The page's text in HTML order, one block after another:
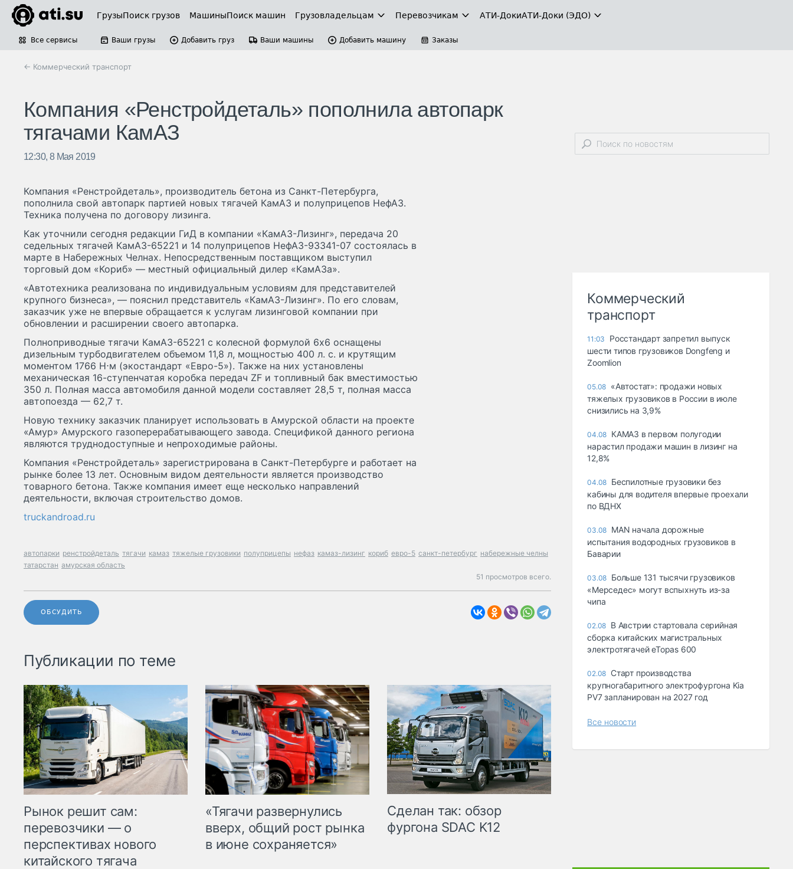
ГрузыПоиск грузов МашиныПоиск машин Грузовладельцам Перевозчикам АТИ-ДокиАТИ-Доки (ЭДО)
Все сервисы Ваши грузы Добавить груз Ваши машины Добавить машину Заказы
← Коммерческий транспорт
Компания «Ренстройдеталь» пополнила автопарк
тягачами КамАЗ
12:30, 8 Мая 2019
Компания «Ренстройдеталь», производитель бетона из Санкт-Петербурга,
пополнила свой автопарк партией новых тягачей КамАЗ и полуприцепов НефАЗ.
Техника получена по договору лизинга.
Как уточнили сегодня редакции ГиД в компании «КамАЗ-Лизинг», передача 20
седельных тягачей КамАЗ-65221 и 14 полуприцепов НефАЗ-93341-07 состоялась в
марте в Набережных Челнах. Непосредственным поставщиком выступил
торговый дом «Кориб» — местный официальный дилер «КамАЗа».
«Автотехника реализована по индивидуальным условиям для представителей
крупного бизнеса», — пояснил представитель «КамАЗ-Лизинг». По его словам,
заказчик уже не впервые обращается к услугам лизинговой компании при
обновлении и расширении своего автопарка.
Полноприводные тягачи КамАЗ-65221 с колесной формулой 6х6 оснащены
дизельным турбодвигателем объемом 11,8 л, мощностью 400 л. с. и крутящим
моментом 1766 Н⋅м (экостандарт «Евро-5»). Также на них установлены
механическая 16-ступенчатая коробка передач ZF и топливный бак вместимостью
350 л. Полная масса автомобиля данной модели составляет 28,5 т, полная масса
автопоезда — 62,7 т.
Новую технику заказчик планирует использовать в Амурской области на проекте
«Амур» Амурского газоперерабатывающего завода. Спецификой данного региона
являются труднодоступные и непроходимые районы.
Компания «Ренстройдеталь» зарегистрирована в Санкт-Петербурге и работает на
рынке более 13 лет. Основным видом деятельности является производство
товарного бетона. Также компания имеет еще несколько направлений
деятельности, включая строительство домов.
truckandroad.ru
автопарки ренстройдеталь тягачи камаз тяжелые грузовики полуприцепы нефаз камаз-лизинг кориб евро-5 санкт-петербург набережные челны
татарстан амурская область
51 просмотров всего.
ОБСУДИТЬ
Публикации по теме
Рынок решит сам:
перевозчики — о
перспективах нового
китайского тягача
«Тягачи развернулись
вверх, общий рост рынка
в июне сохраняется»
Сделан так: обзор
фургона SDAC K12
Коммерческий
транспорт
11:03
Росстандарт запретил выпуск
шести типов грузовиков Dongfeng и
Zoomlion
05.08 «Автостат»: продажи новых
тяжелых грузовиков в России в июле
снизились на 3,9%
04.08 КАМАЗ в первом полугодии
нарастил продажи машин в лизинг на
12,8%
04.08 Беспилотные грузовики без
кабины для водителя впервые проехали
по ВДНХ
03.08 MAN начала дорожные
испытания водородных грузовиков в
Баварии
03.08 Больше 131 тысячи грузовиков
«Мерседес» могут вспыхнуть из-за
чипа
02.08 В Австрии стартовала серийная
сборка китайских магистральных
электротягачей eTopas 600
02.08 Старт производства
крупногабаритного электрофургона Kia
PV7 запланирован на 2027 год
Все новости